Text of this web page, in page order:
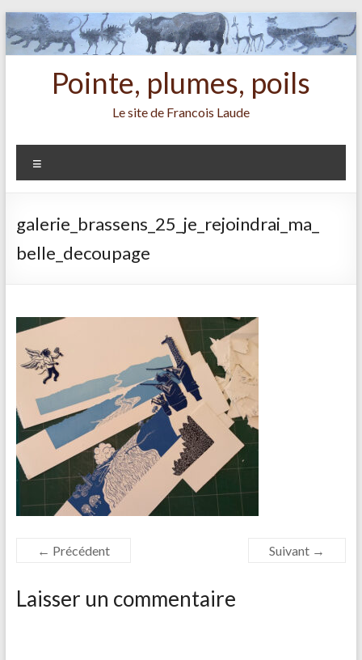
Aller
au
contenu
Pointe, plumes, poils
Le site de Francois Laude
galerie_brassens_25_je_rejoindrai_ma_
belle_decoupage
← Précédent Suivant →
Laisser un commentaire